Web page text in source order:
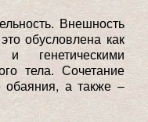
Внешность
обусловлена как
тела. Сочетание
обаяния, а также –